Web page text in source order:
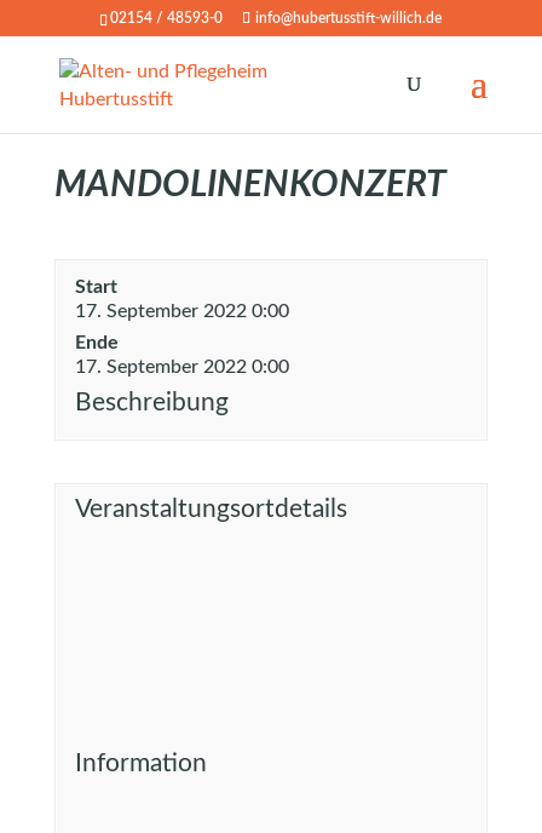
02154 / 48593-0 info@hubertusstift-willich.de
MANDOLINENKONZERT
Start
17. September 2022 0:00
Ende
17. September 2022 0:00
Beschreibung
Veranstaltungsortdetails
Information